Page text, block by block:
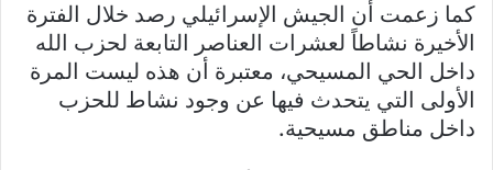
كما زعمت أن الجيش الإسرائيلي رصد خلال الفترة
الأخيرة نشاطاً لعشرات العناصر التابعة لحزب الله
داخل الحي المسيحي، معتبرة أن هذه ليست المرة
الأولى التي يتحدث فيها عن وجود نشاط للحزب
داخل مناطق مسيحية.